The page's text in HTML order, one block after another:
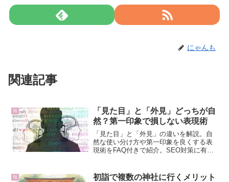
にゃんも
関連記事
知
「見た目」と「外見」どっちが自
然？第一印象で損しない表現術
「見た目」と「外見」の違いを解説。自
然な使い分け方や第一印象を良くする表
現術をFAQ付きで紹介。SEO対策に有効
知
初詣で複数の神社に行くメリット